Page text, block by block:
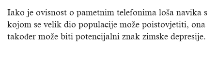
Iako je ovisnost o pametnim telefonima loša navika s
kojom se velik dio populacije može poistovjetiti, ona
također može biti potencijalni znak zimske depresije.